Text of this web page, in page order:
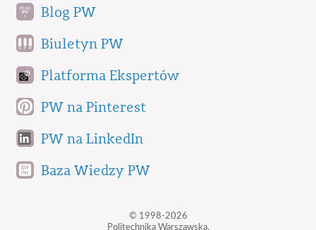
Blog PW
Biuletyn PW
Platforma Ekspertów
PW na Pinterest
PW na LinkedIn
Baza Wiedzy PW
© 1998-2026
Politechnika Warszawska,